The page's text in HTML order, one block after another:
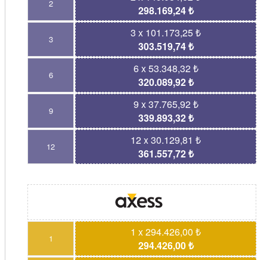
2
298.169,24 ₺
3
3 x 101.173,25 ₺
303.519,74 ₺
6
6 x 53.348,32 ₺
320.089,92 ₺
9
9 x 37.765,92 ₺
339.893,32 ₺
12
12 x 30.129,81 ₺
361.557,72 ₺
1
1 x 294.426,00 ₺
294.426,00 ₺